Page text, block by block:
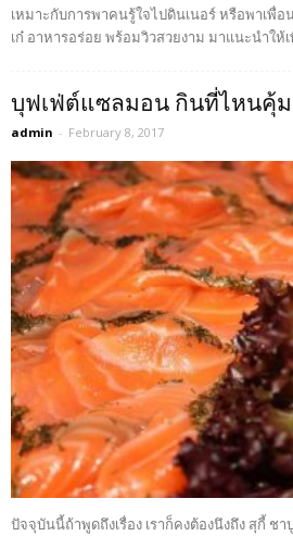
เหมาะกับการพาคนรู้ใจไปดินเนอร์ หรือพาเพื่อ
เก๋ อาหารอร่อย พร้อมวิวสวยงาม มาแนะนำให้
บุฟเฟ่ต์แซลมอน กินที่ไหนคุ้
admin - February 8, 2017
ปัจจุบันนี้ถ้าพูดถึงเรื่อง เราก็คงต้องนึงถึง สุกี้ ช